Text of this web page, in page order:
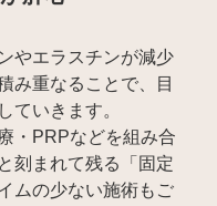
やエラスチンが減少
み重なることで、目
ていきます。
・PRPなどを組み合
刻まれて残る「固定
ムの少ない施術もご